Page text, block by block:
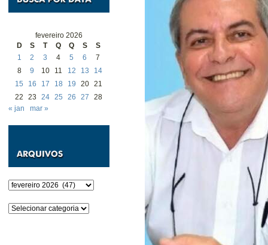
fevereiro 2026
D
S T Q Q S
S
1
2 3 4 5 6
7
8
9 10 11 12 13
14
15
16 17 18 19 20 21
22
23 24 25 26 27
28
« jan
mar »
Arquivos
Categorias